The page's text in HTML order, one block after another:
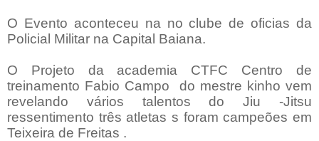
O Evento aconteceu na no clube de oficias da
Policial Militar na Capital Baiana.
O Projeto da academia CTFC Centro de
treinamento Fabio Campo
do mestre kinho vem
revelando vários talentos do Jiu -Jitsu
ressentimento três atletas s foram campeões em
Teixeira de Freitas .